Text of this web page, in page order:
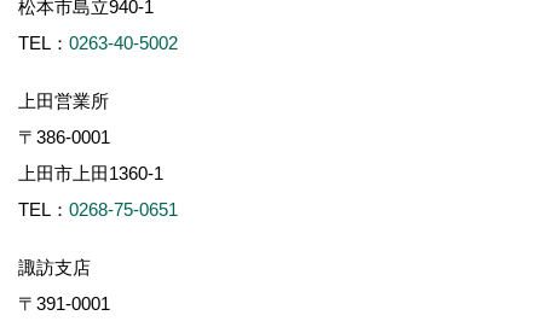
松本市島立940-1
TEL： 0263-40-5002
上田営業所
〒386-0001
上田市上田1360-1
TEL： 0268-75-0651
諏訪支店
〒391-0001